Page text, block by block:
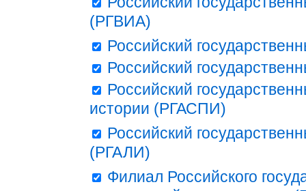
(РГВИА)
Российский
Российский
Российский
истории (РГАСПИ)
Российский
(РГАЛИ)
Филиал Российского